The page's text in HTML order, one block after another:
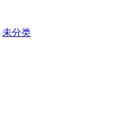
未分类